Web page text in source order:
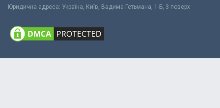
Юридична адреса: Україна, Київ, Вадима Гетьмана, 1-Б, 3 поверх